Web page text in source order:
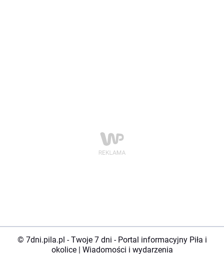
© 7dni.pila.pl - Twoje 7 dni - Portal informacyjny Piła i
okolice | Wiadomości i wydarzenia